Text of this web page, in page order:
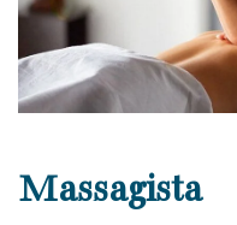
Massagista